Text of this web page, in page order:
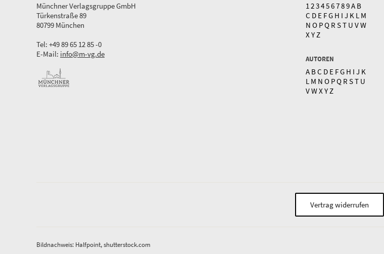
Münchner Verlagsgruppe GmbH
Türkenstraße 89
80799 München
Tel: +49 89 65 12 85 -0
E-Mail: info@m-vg.de
1 23456789A B
C D E FG H I J K L M
N O PQ R ST U VW
X Y Z
AUTOREN
A BC D E FG H I J K
L M N O PQ R ST U
VWX Y Z
Vertrag widerrufen
Bildnachweis: Halfpoint, shutterstock.com